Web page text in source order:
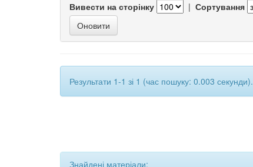
Вивести на сторінку | Сортування
Результати 1-1 зі 1 (час пошуку: 0.003 секунди).
Знайдені матеріали: